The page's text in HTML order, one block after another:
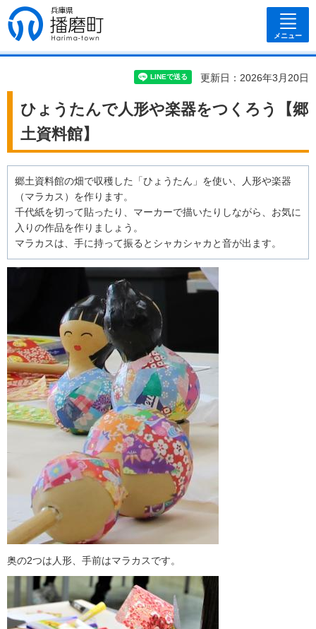
兵庫県 播磨
町
メニュー
更新日：2026年3月20日
ひょうたんで人形や楽器をつくろう【郷
土資料館】
郷土資料館の畑で収穫した「ひょうたん」を使い、人形や楽器
（マラカス）を作ります。
千代紙を切って貼ったり、マーカーで描いたりしながら、お気に
入りの作品を作りましょう。
マラカスは、手に持って振るとシャカシャカと音が出ます。
奥の2つは人形、手前はマラカスです。